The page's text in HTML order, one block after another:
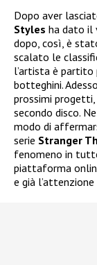
Dopo aver
Styles ha dato il
dopo, così, è
scalato le
l’artista è partito
botteghini.
prossimi progetti,
secondo disco.
modo di
serie Stranger
fenomeno in
piattaforma
e già